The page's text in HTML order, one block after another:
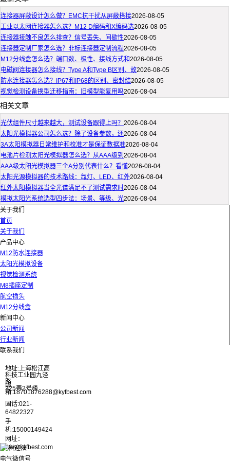
连接器屏蔽设计怎么做？EMC抗干扰从屏蔽搭接2026-08-05
工业以太网连接器怎么选？M12 D编码和X编码选2026-08-05
连接器接触不良怎么排查？信号丢失、间歇性2026-08-05
连接器定制厂家怎么选？非标连接器定制流程2026-08-05
M12分线盒怎么选？端口数、极性、接线方式和2026-08-05
电磁阀连接器怎么接线？Type A和Type B区别、故2026-08-05
防水连接器怎么选？IP67和IP68的区别、密封结2026-08-05
视觉检测设备换型迁移指南：旧模型能复用吗2026-08-04
相关文章
光伏组件尺寸越来越大，测试设备跟得上吗？ 2026-08-04
太阳光模拟器公司怎么选？除了设备参数，还2026-08-04
3A太阳模拟器日常维护和校准才是保证数据准2026-08-04
电池片检测太阳光模拟器怎么选？从AAA级到 2026-08-04
AAA级太阳光模拟器三个A分别代表什么？看懂2026-08-04
太阳光源模拟器的技术路线：氙灯、LED、红外2026-08-04
红外太阳模拟器当全光谱满足不了测试需求时2026-08-04
模拟太阳光系统选型四步法：场景、等级、光2026-08-04
关于我们
首页
关于我们
产品中心
M12防水连接器
太阳光模拟设备
视觉检测系统
M8插座定制
航空插头
M12分线盒
新闻中心
公司新闻
行业新闻
联系我们
地址:上海松江高
科技工业园九泾
路
325弄2号楼
邮
箱:18701876288@kyfbest.com
固话:021-
64822327
手
机:15000149424
网址：
www.kyfbest.com